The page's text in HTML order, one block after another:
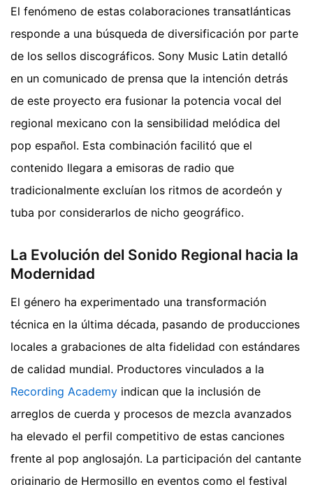
El fenómeno de estas colaboraciones transatlánticas
responde a una búsqueda de diversificación por parte
de los sellos discográficos. Sony Music Latin detalló
en un comunicado de prensa que la intención detrás
de este proyecto era fusionar la potencia vocal del
regional mexicano con la sensibilidad melódica del
pop español. Esta combinación facilitó que el
contenido llegara a emisoras de radio que
tradicionalmente excluían los ritmos de acordeón y
tuba por considerarlos de nicho geográfico.
La Evolución del Sonido Regional hacia la
Modernidad
El género ha experimentado una transformación
técnica en la última década, pasando de producciones
locales a grabaciones de alta fidelidad con estándares
de calidad mundial. Productores vinculados a la
Recording Academy indican que la inclusión de
arreglos de cuerda y procesos de mezcla avanzados
ha elevado el perfil competitivo de estas canciones
frente al pop anglosajón. La participación del cantante
originario de Hermosillo en eventos como el festival